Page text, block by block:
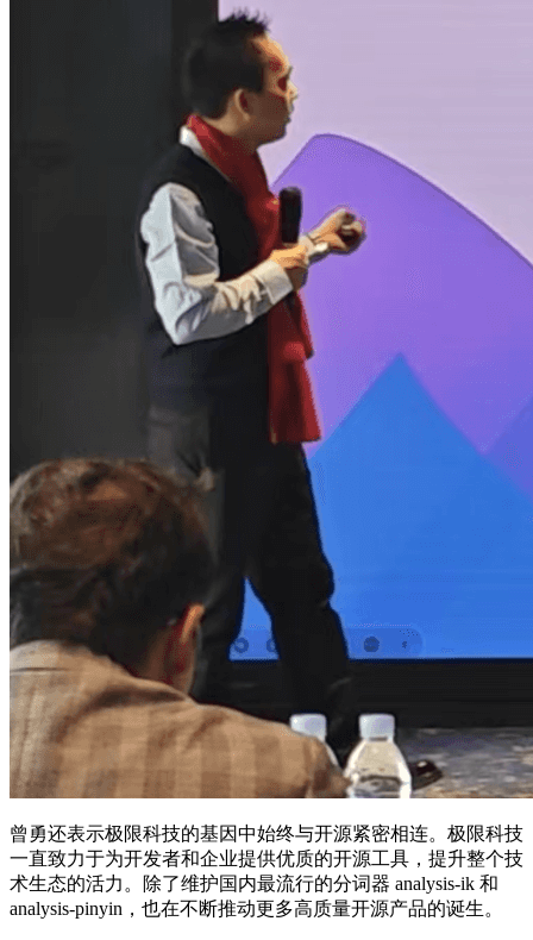
曾勇还表示极限科技的基因中始终与开源紧密相连。极限科技
一直致力于为开发者和企业提供优质的开源工具，提升整个技
术生态的活力。除了维护国内最流行的分词器 analysis-ik 和
analysis-pinyin，也在不断推动更多高质量开源产品的诞生。